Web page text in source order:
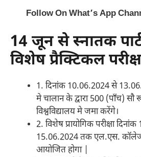
Follow On What’s App
14 जून से स्नातक
विशेष प्रैक्टिकल
1. दिनांक 10.06.2024 से
मे चालान के द्वारा 500 (पाँच)
विश्वविद्यालय मे जमा करेंगे।
2. विशेष प्रायोगिक परीक्षा
15.06.2024 तक एल.एस.
आयोजित होगा |